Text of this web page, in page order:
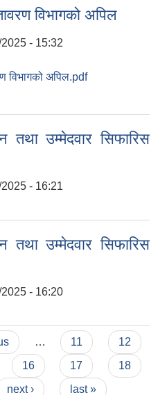
विभागको अपिल
- 15:32
विभागको अपिल.pdf
तथा उम्मेदवार सिफारिस
- 16:21
तथा उम्मेदवार सिफारिस
- 16:20
… 11
12
16 17
18
next › last »